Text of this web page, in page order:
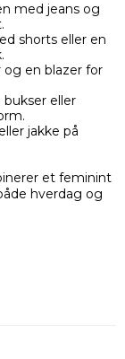
med jeans og
shorts eller en
en blazer for
eller
jakke på
et feminint
hverdag og